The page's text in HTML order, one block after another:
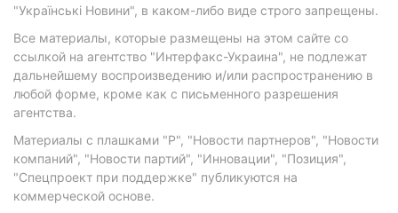
"Українські Новини", в каком-либо виде строго запрещены.
Все материалы, которые размещены на этом сайте со
ссылкой на агентство "Интерфакс-Украина", не подлежат
дальнейшему воспроизведению и/или распространению в
любой форме, кроме как с письменного разрешения
агентства.
Материалы с плашками "Р", "Новости партнеров", "Новости
компаний", "Новости партий", "Инновации", "Позиция",
"Спецпроект при поддержке" публикуются на
коммерческой основе.